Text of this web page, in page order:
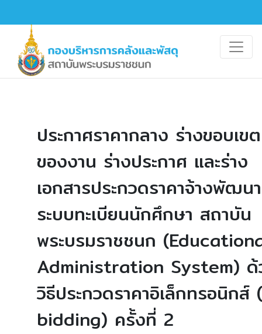
ประกาศราคากลาง ร่างขอบเขต
ของงาน ร่างประกาศ และร่าง
เอกสารประกวดราคาจ้างพัฒนา
ระบบทะเบียนนักศึกษา สถาบัน
พระบรมราชชนก
Administration System)
วิธีประกวดราคาอิเล็กทรอนิกส์
bidding) ครั้งที่ 2